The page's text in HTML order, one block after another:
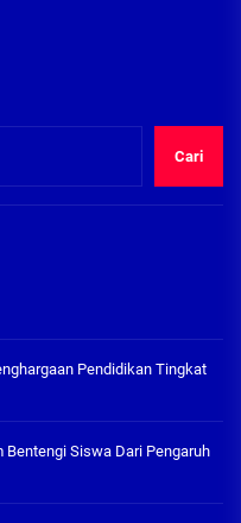
Cari
Pendidikan Tingkat
Bentengi Siswa Dari Pengaruh